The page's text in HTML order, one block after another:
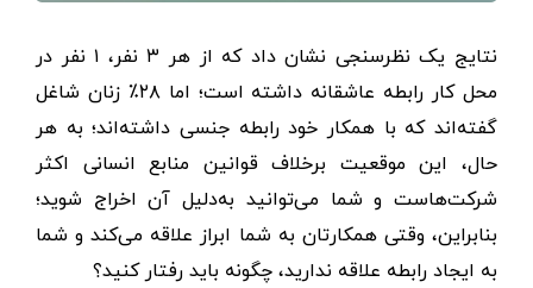
نتایج یک نظرسنجی نشان داد که از هر ۳ نفر، ۱ نفر در
محل کار رابطه عاشقانه داشته است؛ اما ۲۸٪ زنان شاغل
گفته‌اند که با همکار خود رابطه جنسی داشته‌اند؛ به هر
حال، این موقعیت بر‌خلاف قوانین منابع انسانی اکثر
شرکت‌هاست و شما می‌توانید به‌دلیل آن اخراج شوید؛
بنابراین، وقتی همکارتان به شما ابراز علاقه می‌کند و شما
به ایجاد رابطه علاقه ندارید، چگونه باید رفتار کنید؟